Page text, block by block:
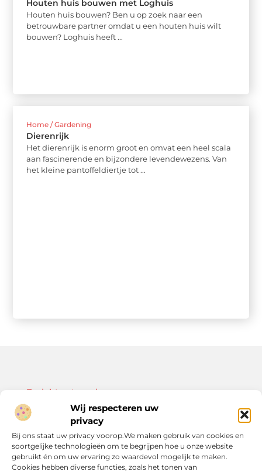
Wij respecteren uw
privacy
Bij ons staat uw privacy voorop.We maken gebruik van cookies en
soortgelijke technologieën om te begrijpen hoe u onze website
gebruikt én om uw ervaring zo waardevol mogelijk te maken.
Cookies hebben diverse functies, zoals het tonen van
Houten huis bouwen met Loghuis
Houten huis bouwen? Ben u op zoek naar een
betrouwbare partner omdat u een houten huis wilt
bouwen? Loghuis heeft ...
Home / Gardening
Dierenrijk
Het dierenrijk is enorm groot en omvat een heel scala
aan fascinerende en bijzondere levendewezens. Van
het kleine pantoffeldiertje tot ...
Onze informatie
Bericht categorie